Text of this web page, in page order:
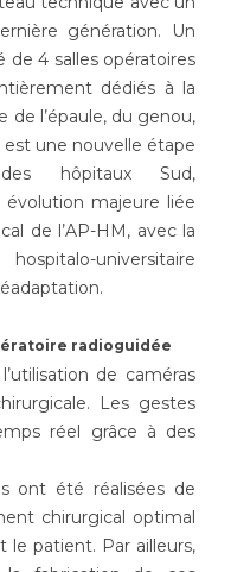
13
de Biologie
génération. Un
4 salles opératoires
dédiés à la
l’épaule, du genou,
est une nouvelle étape
hôpitaux Sud,
majeure liée
de l’AP-HM, avec la
universitaire
radioguidée
de caméras
Les gestes
réel grâce à des
ont été réalisées de
chirurgical optimal
le patient. Par ailleurs,